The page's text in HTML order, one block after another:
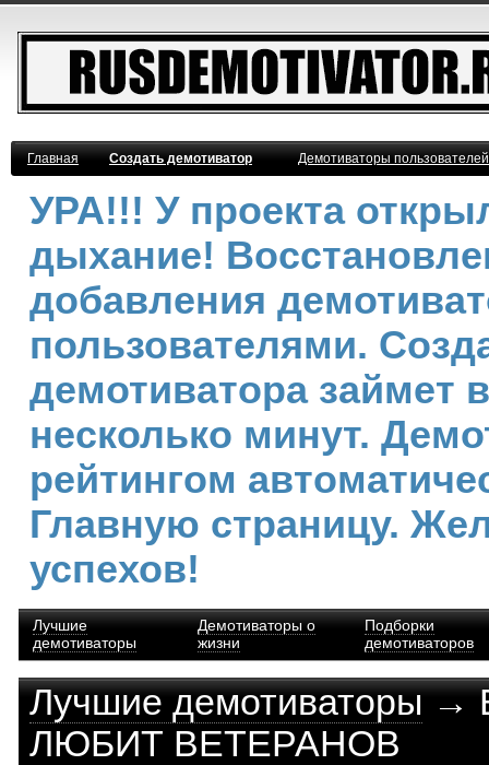
Главная Создать демотиватор Демотиваторы
УРА!!! У проекта
дыхание!
добавления
пользователями.
демотиватора займет
несколько минут.
рейтингом
Главную страницу.
успехов!
Лучшие
демотиваторы
Демотиваторы о
жизни
Подборки
демотиваторов
Лучшие демотиваторы→
ЛЮБИТ ВЕТЕРАНОВ